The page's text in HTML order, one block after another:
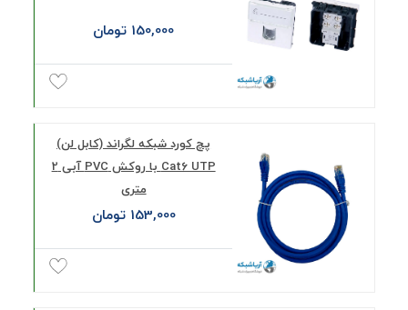
150,000 تومان
پچ کورد شبکه لگراند (کابل لن)
Cat6 UTP با روکش PVC آبی 2
متری
153,000 تومان